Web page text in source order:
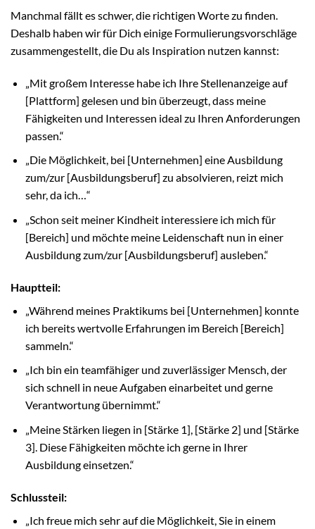
Manchmal fällt es schwer, die richtigen Worte zu finden.
Deshalb haben wir für Dich einige Formulierungsvorschläge
zusammengestellt, die Du als Inspiration nutzen kannst:
„Mit großem Interesse habe ich Ihre Stellenanzeige auf
[Plattform] gelesen und bin überzeugt, dass meine
Fähigkeiten und Interessen ideal zu Ihren Anforderungen
passen.“
„Die Möglichkeit, bei [Unternehmen] eine Ausbildung
zum/zur [Ausbildungsberuf] zu absolvieren, reizt mich
sehr, da ich…“
„Schon seit meiner Kindheit interessiere ich mich für
[Bereich] und möchte meine Leidenschaft nun in einer
Ausbildung zum/zur [Ausbildungsberuf] ausleben.“
Hauptteil:
„Während meines Praktikums bei [Unternehmen] konnte
ich bereits wertvolle Erfahrungen im Bereich [Bereich]
sammeln.“
„Ich bin ein teamfähiger und zuverlässiger Mensch, der
sich schnell in neue Aufgaben einarbeitet und gerne
Verantwortung übernimmt.“
„Meine Stärken liegen in [Stärke 1], [Stärke 2] und [Stärke
3]. Diese Fähigkeiten möchte ich gerne in Ihrer
Ausbildung einsetzen.“
Schlussteil:
„Ich freue mich sehr auf die Möglichkeit, Sie in einem